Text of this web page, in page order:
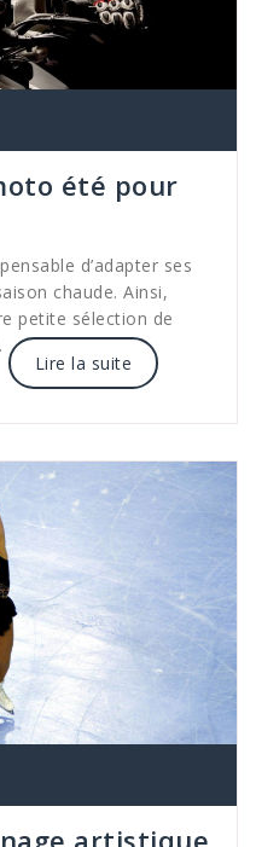
été pour
d’adapter ses
chaude. Ainsi,
petite sélection de
Lire la suite
artistique